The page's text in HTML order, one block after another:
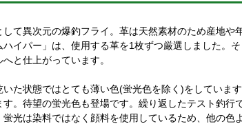
して異次元の爆釣フライ。革は天然素材のため産地や
ハイパー」は、使用する革を1枚ずつ厳選しました。
と仕上がっています。
た状態ではとても薄い色(蛍光色を除く)をしていま
す。待望の蛍光色も登場です。繰り返したテスト釣行
蛍光は染料ではなく顔料を使用しているため、他の色